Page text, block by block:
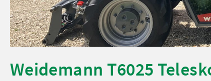
Weidemann T6025